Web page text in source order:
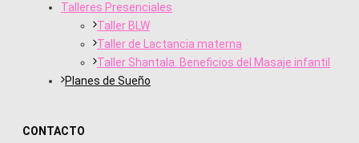
Talleres Presenciales
Taller BLW
Taller de Lactancia materna
Taller Shantala. Beneficios del Masaje infantil
Planes de Sueño
CONTACTO